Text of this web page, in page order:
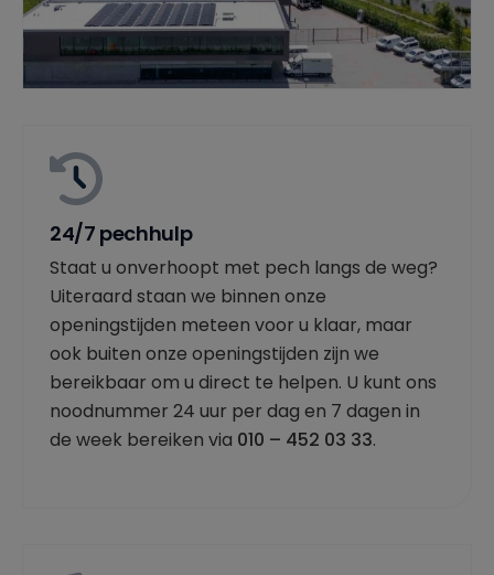
24/7 pechhulp
Staat u onverhoopt met pech langs de weg?
Uiteraard staan we binnen onze
openingstijden meteen voor u klaar, maar
ook buiten onze openingstijden zijn we
bereikbaar om u direct te helpen. U kunt ons
noodnummer 24 uur per dag en 7 dagen in
de week bereiken via 010 – 452 03 33.